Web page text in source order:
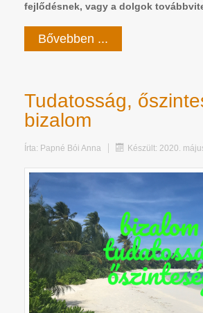
fejlődésnek, vagy a dolgok
Bővebben ...
Tudatosság,
bizalom
Írta: Papné Bói Anna Készült: 2020.